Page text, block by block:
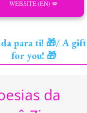
WEBSITE (EN) 💋
para ti! 🎁/ A gift
for you! 🎁
da